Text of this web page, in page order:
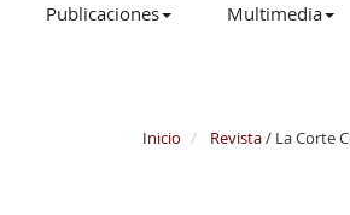
Publicaciones Multimedia
Inicio Revista/ La Corte